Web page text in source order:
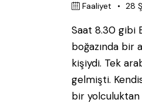
Faaliyet 28
Saat 8.30 gibi
boğazında bir
kişiydi. Tek
gelmişti.
bir yolculuktan